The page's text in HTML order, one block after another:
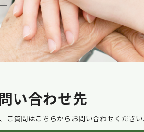
い合わせ先
ご質問はこちらからお問い合わせくださ